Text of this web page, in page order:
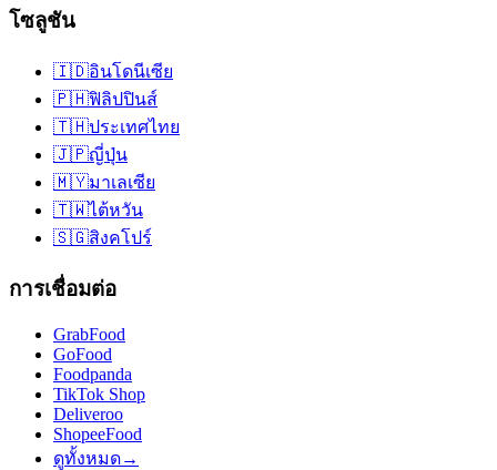
โซลูชัน
🇮🇩อินโดนีเซีย
🇵🇭ฟิลิปปินส์
🇹🇭ประเทศไทย
🇯🇵ญี่ปุ่น
🇲🇾มาเลเซีย
🇹🇼ไต้หวัน
🇸🇬สิงคโปร์
การเชื่อมต่อ
GrabFood
GoFood
Foodpanda
TikTok Shop
Deliveroo
ShopeeFood
ดูทั้งหมด→